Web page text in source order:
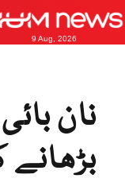
9 Aug, 2026
نان
بڑھانے